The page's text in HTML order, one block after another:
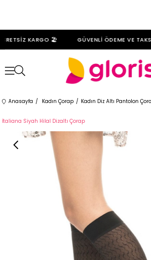
KARGO 🏖️ GÜVENLİ ÖDEME VE
Anasayfa Kadın Çorap Kadın Diz Altı Pantolon
İtaliana Siyah Hilal Dizaltı Çorap